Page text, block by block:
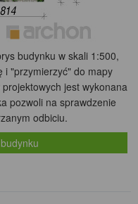
budynku w skali 1:500,
i "przymierzyć" do mapy
jest wykonana
pozwoli na sprawdzenie
odbiciu.